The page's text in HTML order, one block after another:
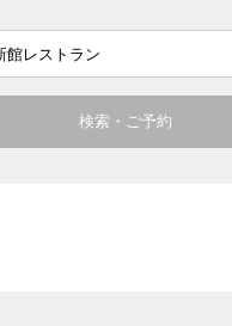
検索・ご予約